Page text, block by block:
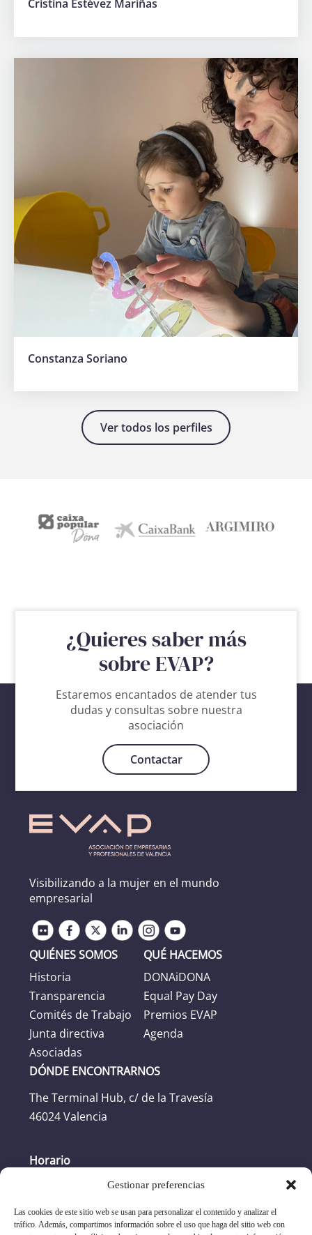
Gestionar preferencias
Las cookies de este sitio web se usan para personalizar el contenido y analizar el
tráfico. Además, compartimos información sobre el uso que haga del sitio web con
Hazte
socia
Cristina Estévez Mariñas
Constanza Soriano
Ver todos los perfiles
¿Quieres saber más
sobre EVAP?
Estaremos encantados de atender tus
dudas y consultas sobre nuestra
asociación
Contactar
Visibilizando a la mujer en el mundo
empresarial
QUIÉNES SOMOS
Historia
Transparencia
Comités de Trabajo
Junta directiva
Asociadas
QUÉ HACEMOS
DONAiDONA
Equal Pay Day
Premios EVAP
Agenda
DÓNDE ENCONTRARNOS
The Terminal Hub, c/ de la Travesía
46024 Valencia
Horario
Horario oficina: L-J: 8:30h -17:30h. V: 8:30h -
16:30h